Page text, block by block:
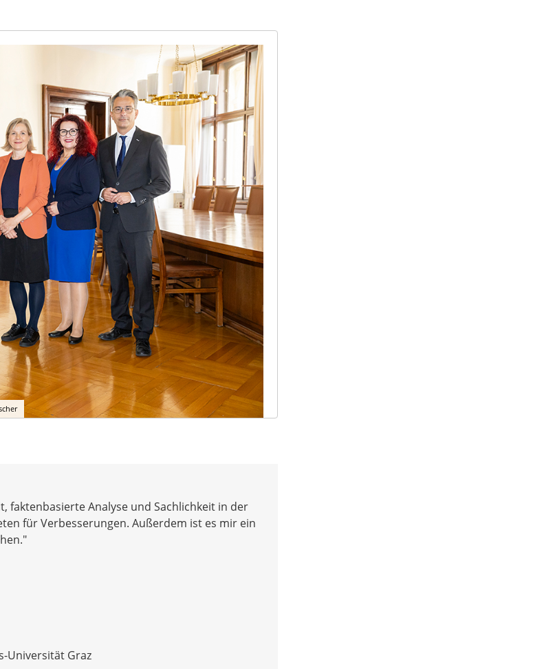
faktenbasierte Analyse und Sachlichkeit in der
für Verbesserungen. Außerdem ist es mir ein
Universität Graz